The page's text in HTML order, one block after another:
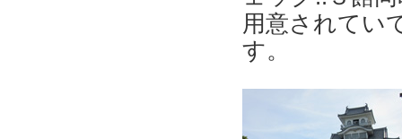
用意されてい
す。